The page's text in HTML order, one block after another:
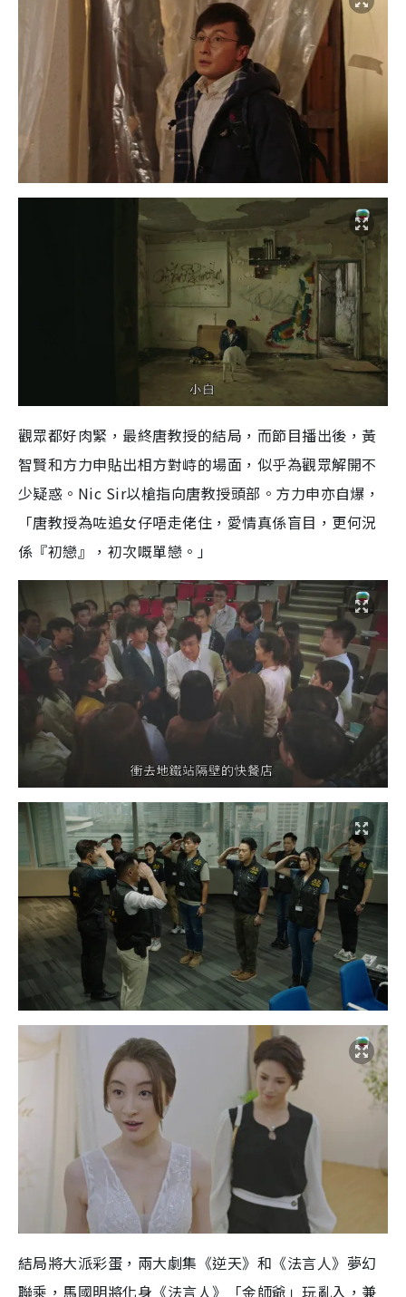
觀眾都好肉緊，最終唐教授的結局，而節目播出後，黃
智賢和方力申貼出相方對峙的場面，似乎為觀眾解開不
少疑惑。Nic Sir以槍指向唐教授頭部。方力申亦自爆，
「唐教授為咗追女仔唔走佬住，愛情真係盲目，更何況
係『初戀』，初次嘅單戀。」
結局將大派彩蛋，兩大劇集《逆天》和《法言人》夢幻
聯乘，馬國明將化身《法言人》「金師爺」玩亂入，兼